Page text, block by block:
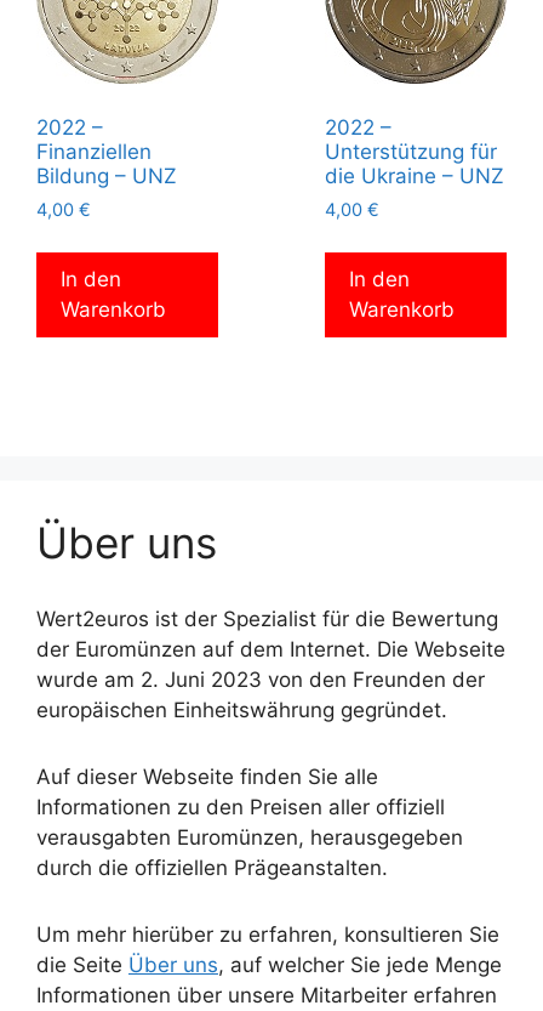
2022 –
Finanziellen
Bildung – UNZ
4,00 €
In den
Warenkorb
2022 –
Unterstützung für
die Ukraine – UNZ
4,00 €
In den
Warenkorb
Über uns
Wert2euros ist der Spezialist für die Bewertung
der Euromünzen auf dem Internet. Die Webseite
wurde am 2. Juni 2023 von den Freunden der
europäischen Einheitswährung gegründet.
Auf dieser Webseite finden Sie alle
Informationen zu den Preisen aller offiziell
verausgabten Euromünzen, herausgegeben
durch die offiziellen Prägeanstalten.
Um mehr hierüber zu erfahren, konsultieren Sie
die Seite Über uns, auf welcher Sie jede Menge
Informationen über unsere Mitarbeiter erfahren